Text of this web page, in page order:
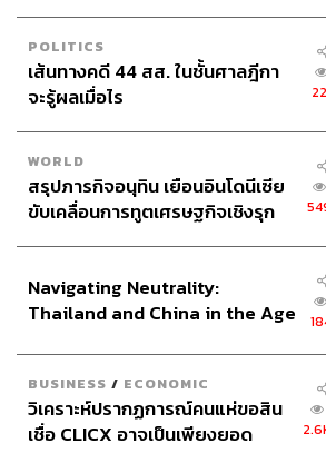
POLITICS
เส้นทางคดี 44 สส. ในชั้นศาลฎีกา
จะรู้ผลเมื่อไร
WORLD
สรุปภารกิจอนุทิน เยือนอินโดนีเซีย
ขับเคลื่อนการทูตเศรษฐกิจเชิงรุก
Navigating Neutrality:
Thailand and China in the Age
BUSINESS / ECONOMIC
วิเคราะห์ปรากฏการณ์คนแห่ขอสิน
เชื่อ CLICX อาจเป็นเพียงยอด